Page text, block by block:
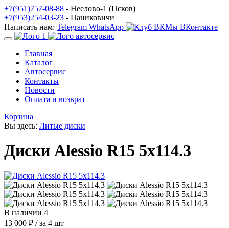
+7(951)757-08-88 - Неелово-1 (Псков)
+7(953)254-03-23 - Паниковичи
Написать нам: Telegram WhatsApp Мы ВКонтакте
Главная
Каталог
Автосервис
Контакты
Новости
Оплата и возврат
Корзина
Вы здесь: Литые диски
Диски Alessio R15 5x114.3
В наличии 4
13 000 ₽ / за 4 шт